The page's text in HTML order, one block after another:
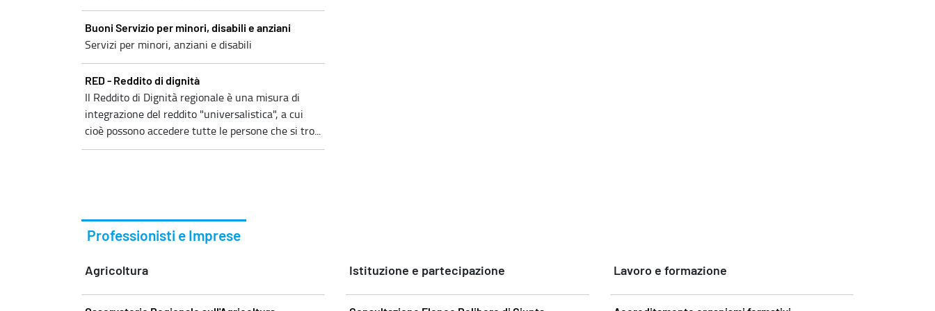
Buoni Servizio per minori, disabili e anziani
Servizi per minori, anziani e disabili
RED - Reddito di dignità
Il Reddito di Dignità regionale è una misura di
integrazione del reddito "universalistica", a cui
cioè possono accedere tutte le persone che si tro...
Professionisti e Imprese
Agricoltura Istituzione e partecipazione Lavoro e formazione